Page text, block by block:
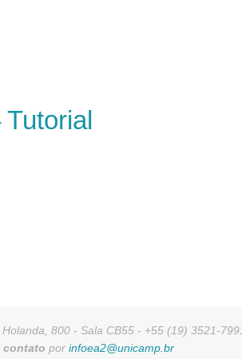
800 - Sala CB55 - +55 (19) 3521-
contato por infoea2@unicamp.br